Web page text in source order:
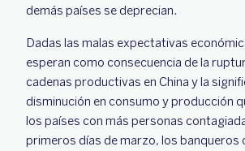
demás países se deprecian.
Dadas las malas expectativas
esperan como consecuencia de la
cadenas productivas en China y la
disminución en consumo y producción
los países con más personas
primeros días de marzo, los banqueros